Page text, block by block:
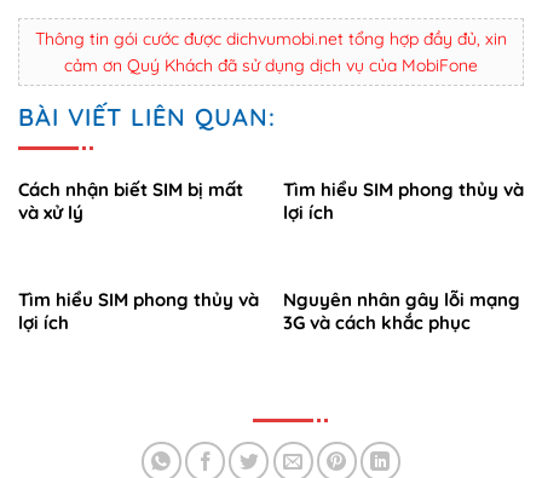
Thông tin gói cước được dichvumobi.net tổng hợp đầy đủ, xin
cảm ơn Quý Khách đã sử dụng dịch vụ của MobiFone
BÀI VIẾT LIÊN QUAN:
Cách nhận biết SIM bị mất
và xử lý
Tìm hiểu SIM phong thủy và
lợi ích
Tìm hiểu SIM phong thủy và
lợi ích
Nguyên nhân gây lỗi mạng
3G và cách khắc phục